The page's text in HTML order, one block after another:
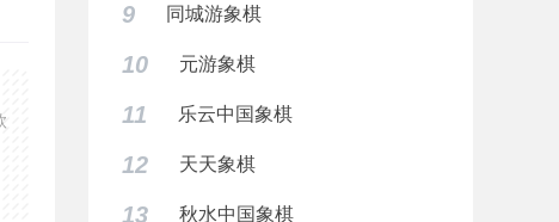
9 同城游象棋
10 元游象棋
11 乐云中国象棋
12 天天象棋
13 秋水中国象棋